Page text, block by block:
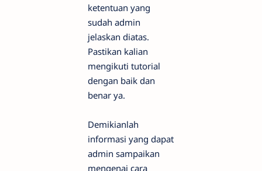
ketentuan yang
sudah admin
jelaskan diatas.
Pastikan kalian
mengikuti tutorial
dengan baik dan
benar ya.
Demikianlah
informasi yang dapat
admin sampaikan
mengenai cara